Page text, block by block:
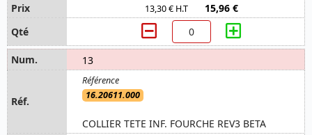
13,30 € H.T 15,96 €
13
16.20611.000
COLLIER TETE INF. FOURCHE REV3 BETA